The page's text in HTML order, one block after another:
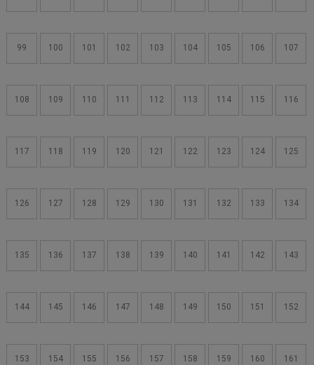
99 100 101 102 103 104 105 106 107
108 109 110 111 112 113 114 115 116
117 118 119 120 121 122 123 124 125
126 127 128 129 130 131 132 133 134
135 136 137 138 139 140 141 142 143
144 145 146 147 148 149 150 151 152
153 154 155 156 157 158 159 160 161